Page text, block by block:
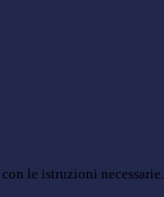
le istruzioni necessarie.